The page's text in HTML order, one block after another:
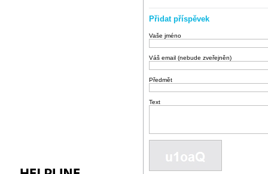
Přidat příspěvek
Vaše jméno
Váš email (nebude zveřejněn)
Předmět
Text